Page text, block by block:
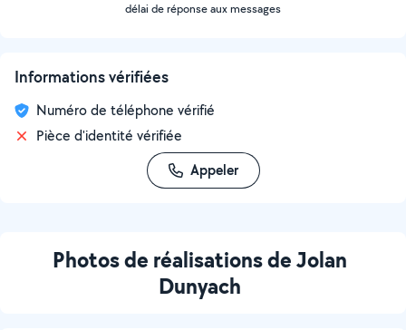
délai de réponse aux messages
Informations vérifiées
Numéro de téléphone vérifié
Pièce d'identité vérifiée
Appeler
Photos de réalisations de Jolan
Dunyach